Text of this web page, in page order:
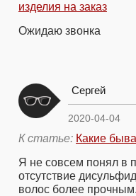
изделия на заказ
Ожидаю звонка
Сергей
2020-04-04
К статье: Какие
Я не совсем понял в
отсутствие
волос более